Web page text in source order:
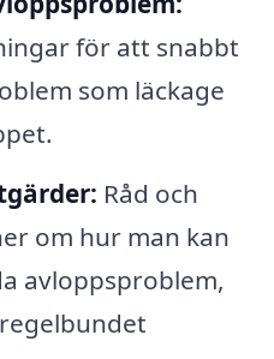
för att snabbt
som läckage
Råd och
om hur man kan
avloppsproblem,